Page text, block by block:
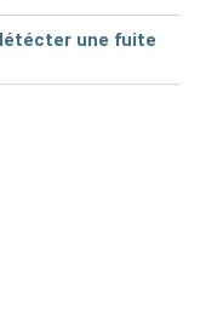
une fuite